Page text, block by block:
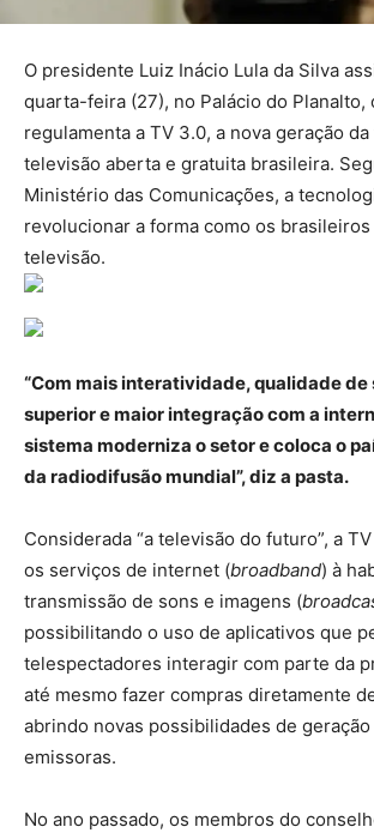
O presidente Luiz Inácio Lula da Silva
quarta-feira (27), no Palácio do Planalto,
regulamenta a TV 3.0, a nova geração
televisão aberta e gratuita brasileira.
Ministério das Comunicações, a
revolucionar a forma como os
televisão.
“Com mais interatividade, qualidade de
superior e maior integração com a
sistema moderniza o setor e coloca o
da radiodifusão mundial”, diz a pasta.
Considerada “a televisão do futuro”, a
os serviços de internet (broadband) à
transmissão de sons e imagens (
possibilitando o uso de aplicativos que
telespectadores interagir com parte da
até mesmo fazer compras diretamente
abrindo novas possibilidades de
emissoras.
No ano passado, os membros do